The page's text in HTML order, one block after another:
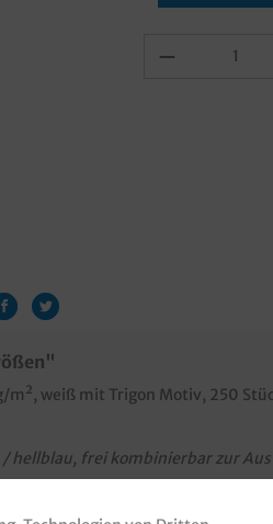
m², weiß mit Trigon Motiv, 250
hellblau, frei kombinierbar zur